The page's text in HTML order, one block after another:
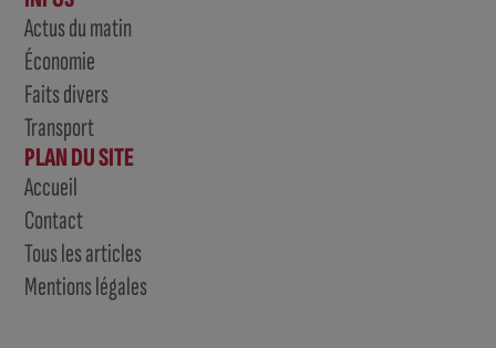
Actus du matin
Économie
Faits divers
Transport
PLAN DU SITE
Accueil
Contact
Tous les articles
Mentions légales